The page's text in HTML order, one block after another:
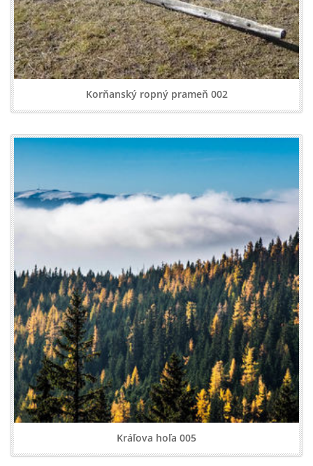
Korňanský ropný prameň 002
Kráľova hoľa 005